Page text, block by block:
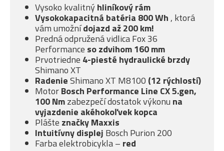
Vysoko kvalitný hliníkový rám
Vysokokapacitná batéria 800 Wh, ktorá
vám umožnídojazd až 200 km!
Predná odpružená vidlica Fox 36
Performance sozdvihom 160 mm
Prvotriedne 4-piesté hydraulické brzdy
Shimano XT
RadenieShimano XT M8100 (12 rýchlostí)
MotorBosch Performance Line CX 5.gen,
100 Nmzabezpečí dostatok výkonu na
vyjazdenie akéhokoľvek kopca
Plášte značky Maxxis
Intuitívny displej Bosch Purion 200
Farba elektrobicykla – red